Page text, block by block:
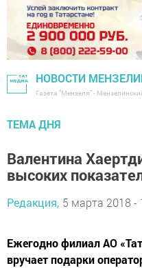
НОВОСТИ
Газета "Мензеля" -
ТЕМА ДНЯ
Валентина
высоких
Редакция, 5 марта 2018 -
Ежегодно филиал АО
вручает подарки